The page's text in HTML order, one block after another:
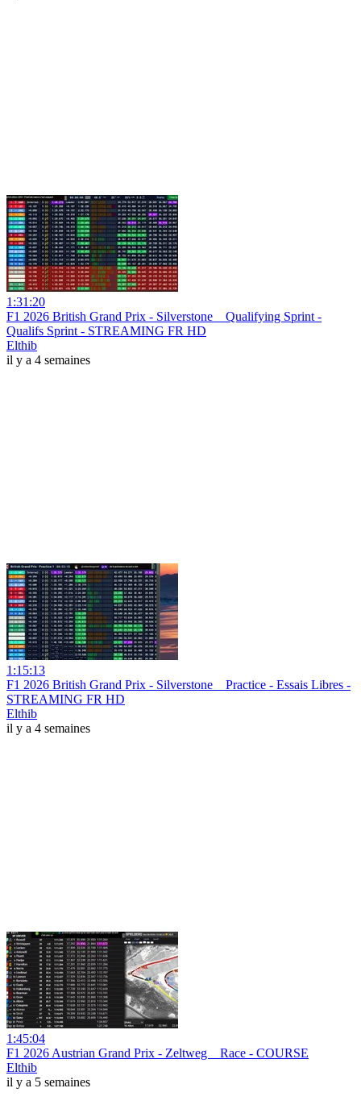
1:31:20
F1 2026 British Grand Prix - Silverstone _ Qualifying Sprint -
Qualifs Sprint - STREAMING FR HD
Elthib
il y a 4 semaines
1:15:13
F1 2026 British Grand Prix - Silverstone _ Practice - Essais Libres -
STREAMING FR HD
Elthib
il y a 4 semaines
1:45:04
F1 2026 Austrian Grand Prix - Zeltweg _ Race - COURSE
Elthib
il y a 5 semaines